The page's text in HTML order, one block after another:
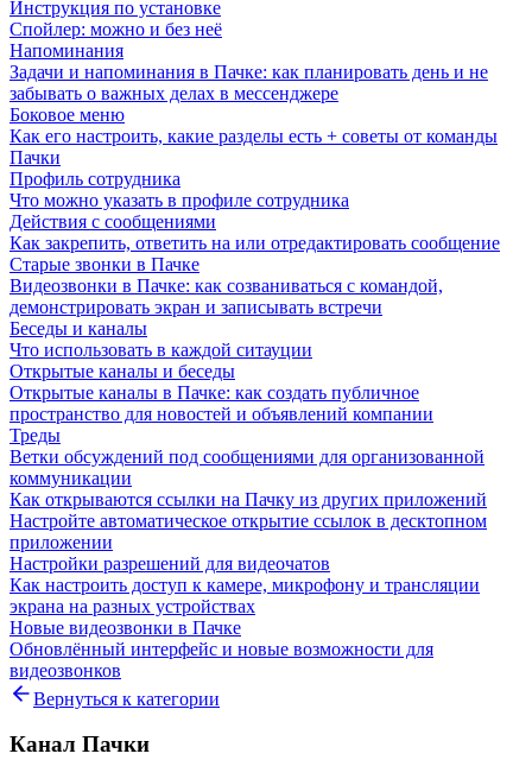
Инструкция по установке
Спойлер: можно и без неё
Напоминания
Задачи и напоминания в Пачке: как планировать день и не
забывать о важных делах в мессенджере
Боковое меню
Как его настроить, какие разделы есть + советы от команды
Пачки
Профиль сотрудника
Что можно указать в профиле сотрудника
Действия с сообщениями
Как закрепить, ответить на или отредактировать сообщение
Старые звонки в Пачке
Видеозвонки в Пачке: как созваниваться с командой,
демонстрировать экран и записывать встречи
Беседы и каналы
Что использовать в каждой ситауции
Открытые каналы и беседы
Открытые каналы в Пачке: как создать публичное
пространство для новостей и объявлений компании
Треды
Ветки обсуждений под сообщениями для организованной
коммуникации
Как открываются ссылки на Пачку из других приложений
Настройте автоматическое открытие ссылок в десктопном
приложении
Настройки разрешений для видеочатов
Как настроить доступ к камере, микрофону и трансляции
экрана на разных устройствах
Новые видеозвонки в Пачке
Обновлённый интерфейс и новые возможности для
видеозвонков
Вернуться к категории
Канал Пачки